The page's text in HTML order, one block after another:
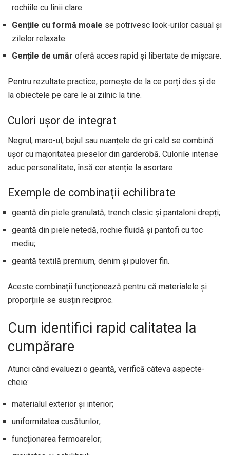
rochiile cu linii clare.
Gențile cu formă moale se potrivesc look-urilor casual și
zilelor relaxate.
Gențile de umăr oferă acces rapid și libertate de mișcare.
Pentru rezultate practice, pornește de la ce porți des și de
la obiectele pe care le ai zilnic la tine.
Culori ușor de integrat
Negrul, maro-ul, bejul sau nuanțele de gri cald se combină
ușor cu majoritatea pieselor din garderobă. Culorile intense
aduc personalitate, însă cer atenție la asortare.
Exemple de combinații echilibrate
geantă din piele granulată, trench clasic și pantaloni drepți;
geantă din piele netedă, rochie fluidă și pantofi cu toc
mediu;
geantă textilă premium, denim și pulover fin.
Aceste combinații funcționează pentru că materialele și
proporțiile se susțin reciproc.
Cum identifici rapid calitatea la
cumpărare
Atunci când evaluezi o geantă, verifică câteva aspecte-
cheie:
materialul exterior și interior;
uniformitatea cusăturilor;
funcționarea fermoarelor;